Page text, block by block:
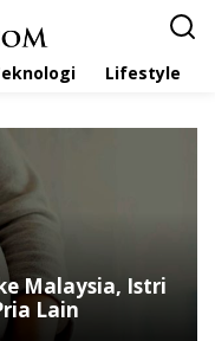
Lifestyle
Malaysia, Istri
Lain